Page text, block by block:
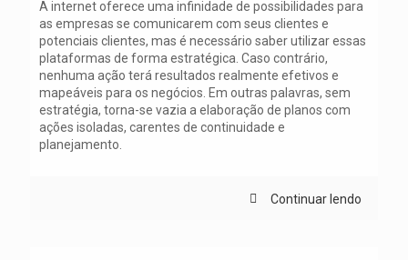
A internet oferece uma infinidade de possibilidades para
as empresas se comunicarem com seus clientes e
potenciais clientes, mas é necessário saber utilizar essas
plataformas de forma estratégica. Caso contrário,
nenhuma ação terá resultados realmente efetivos e
mapeáveis para os negócios. Em outras palavras, sem
estratégia, torna-se vazia a elaboração de planos com
ações isoladas, carentes de continuidade e
planejamento.
Continuar lendo